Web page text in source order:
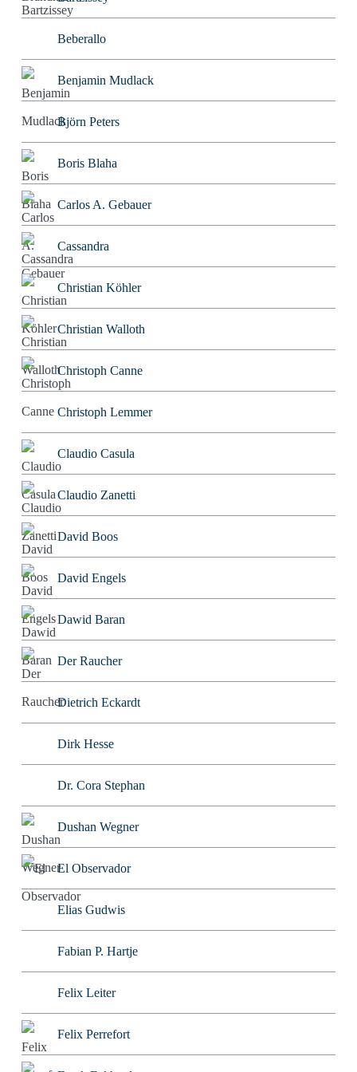
Beberallo
Benjamin Mudlack
Björn Peters
Boris Blaha
Carlos A. Gebauer
Cassandra
Christian Köhler
Christian Walloth
Christoph Canne
Christoph Lemmer
Claudio Casula
Claudio Zanetti
David Boos
David Engels
Dawid Baran
Der Raucher
Dietrich Eckardt
Dirk Hesse
Dr. Cora Stephan
Dushan Wegner
El Observador
Elias Gudwis
Fabian P. Hartje
Felix Leiter
Felix Perrefort